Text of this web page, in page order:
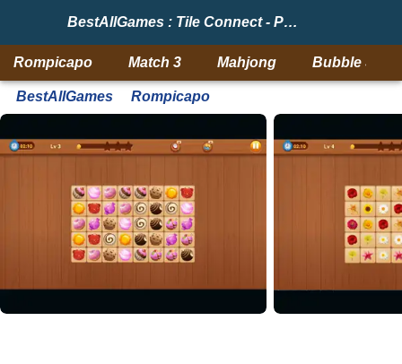
BestAllGames : Tile Connect - Pair Matching
Rompicapo Match 3 Mahjong Bubble
BestAllGames Rompicapo